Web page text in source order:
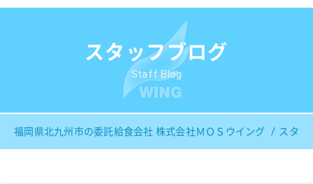
スタッフブログ
Staff Blog
福岡県北九州市の委託給食会社 株式会社ＭＯＳウイング スタッ